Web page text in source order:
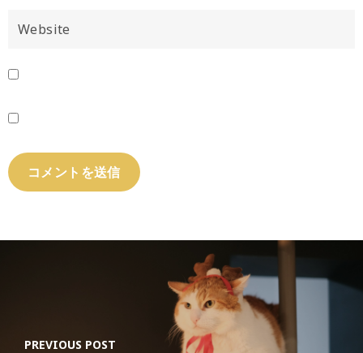
PREVIOUS POST